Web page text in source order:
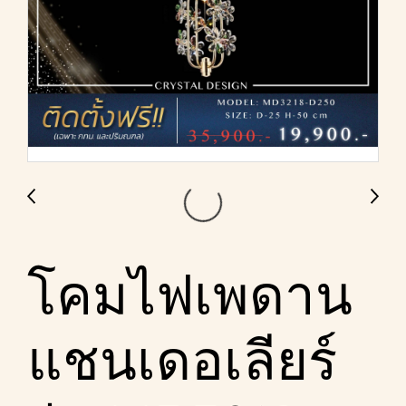
โคมไฟเพดาน
แชนเดอเลียร์